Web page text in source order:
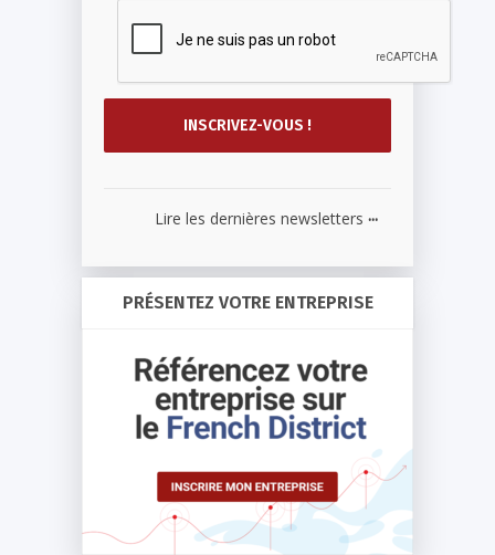
Lire les dernières newsletters ...
PRÉSENTEZ VOTRE ENTREPRISE